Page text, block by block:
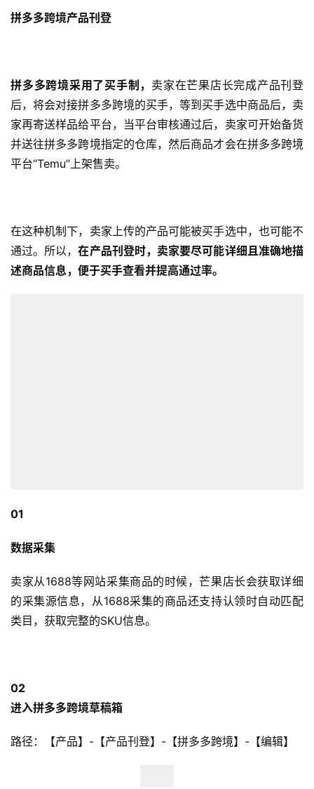
拼多多跨境产品刊登
拼多多跨境采用了买手制， 卖家在芒果店长完成产品刊登
后，将会对接拼多多跨境的买手，等到买手选中商品后，卖
家再寄送样品给平台，当平台审核通过后，卖家可开始备货
并送往拼多多跨境指定的仓库，然后商品才会在拼多多跨境
平台“Temu”上架售卖。
在这种机制下，卖家上传的产品可能被买手选中，也可能不
通过。所以，在产品刊登时，卖家要尽可能详细且准确地描
述商品信息，便于买手查看并提高通过率。
01
数据采集
卖家从1688等网站采集商品的时候，芒果店长会获取详细
的采集源信息，从1688采集的商品还支持认领时自动匹配
类目，获取完整的SKU信息。
02
进入拼多多跨境草稿箱
路径：【产品】-【产品刊登】-【拼多多跨境】-【编辑】